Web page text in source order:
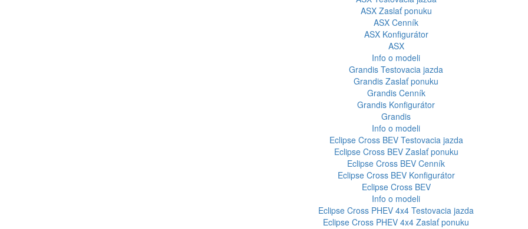
ASX Zaslať ponuku
ASX Cenník
ASX Konfigurátor
ASX
Info o modeli
Grandis Testovacia jazda
Grandis Zaslať ponuku
Grandis Cenník
Grandis Konfigurátor
Grandis
Info o modeli
Eclipse Cross BEV Testovacia jazda
Eclipse Cross BEV Zaslať ponuku
Eclipse Cross BEV Cenník
Eclipse Cross BEV Konfigurátor
Eclipse Cross BEV
Info o modeli
Eclipse Cross PHEV 4x4 Testovacia jazda
Eclipse Cross PHEV 4x4 Zaslať ponuku